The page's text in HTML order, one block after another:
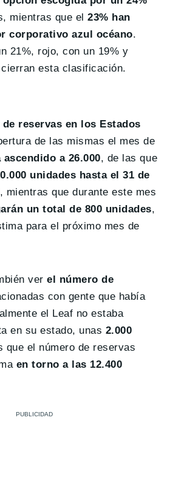
mientras que el 23% han
corporativo azul océano.
21%, rojo, con un 19% y
esta clasificación.
reservas en los Estados
de las mismas el mes de
ascendido a 26.000, de las que
unidades hasta el 31 de
, mientras que durante este mes
un total de 800 unidades,
para el próximo mes de
ver el número de
con gente que había
el Leaf no estaba
en su estado, unas 2.000
que el número de reservas
en torno a las 12.400